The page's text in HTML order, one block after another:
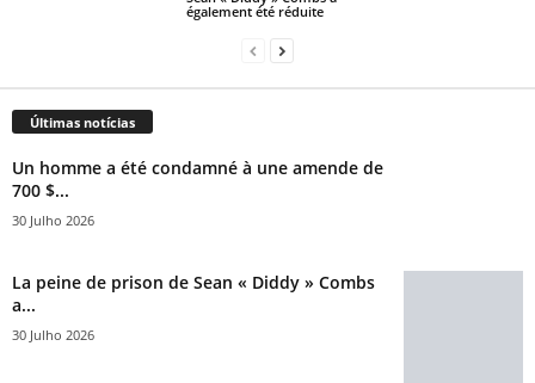
également été réduite
Últimas notícias
Un homme a été condamné à une amende de
700 $...
30 Julho 2026
La peine de prison de Sean « Diddy » Combs
a...
30 Julho 2026